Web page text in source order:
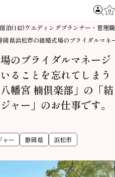
0
泊(142)ウエディングプランナー・管理職
岡県浜松市の結婚式場のブライダルマ
のブライダルマネージ
ることを忘れてしまう
幡宮 楠倶楽部」の「結
ャー」のお仕事です。
ャー 静岡県 浜松市